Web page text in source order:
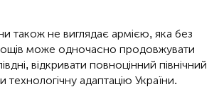
також не виглядає армією, яка без
може одночасно продовжувати
відкривати повноцінний північний
технологічну адаптацію України.